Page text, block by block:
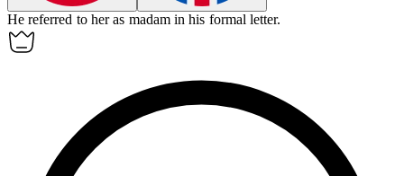
He referred to her as madam in his formal letter.